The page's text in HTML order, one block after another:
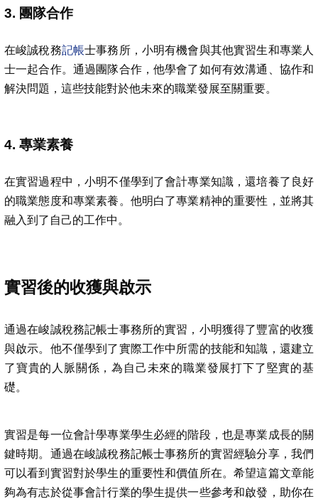
3. 團隊合作
在峻誠稅務記帳士事務所，小明有機會與其他實習生和專業人
士一起合作。通過團隊合作，他學會了如何有效溝通、協作和
解決問題，這些技能對於他未來的職業發展至關重要。
4. 專業素養
在實習過程中，小明不僅學到了會計專業知識，還培養了良好
的職業態度和專業素養。他明白了專業精神的重要性，並將其
融入到了自己的工作中。
實習後的收獲與啟示
通過在峻誠稅務記帳士事務所的實習，小明獲得了豐富的收獲
與啟示。他不僅學到了實際工作中所需的技能和知識，還建立
了寶貴的人脈關係，為自己未來的職業發展打下了堅實的基
礎。
實習是每一位會計學專業學生必經的階段，也是專業成長的關
鍵時期。通過在峻誠稅務記帳士事務所的實習經驗分享，我們
可以看到實習對於學生的重要性和價值所在。希望這篇文章能
夠為有志於從事會計行業的學生提供一些參考和啟發，助你在